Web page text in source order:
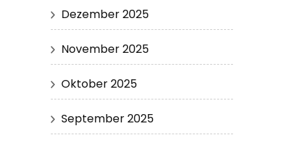
Dezember 2025
November 2025
Oktober 2025
September 2025